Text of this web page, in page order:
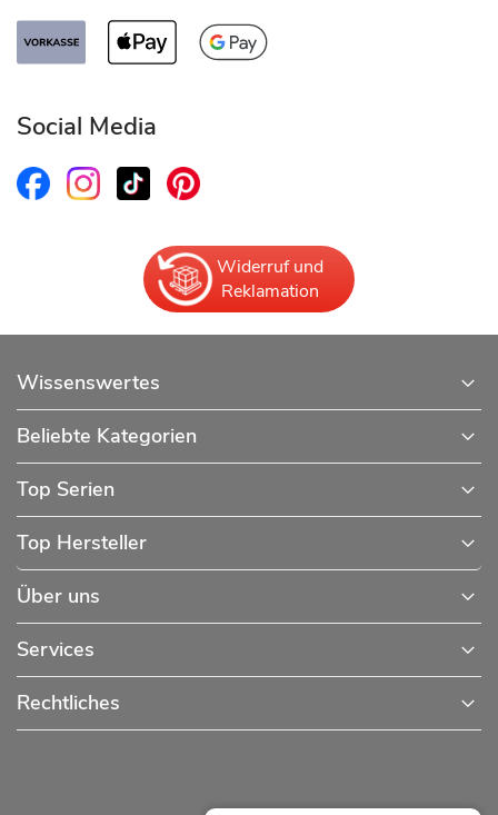
Social Media
Widerruf und
Reklamation
Wissenswertes
Beliebte Kategorien
Top Serien
Top Hersteller
Über uns
Services
Rechtliches